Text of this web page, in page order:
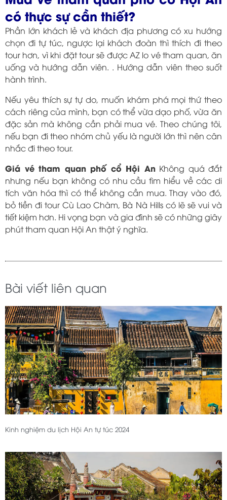
có thực sự cần thiết?
Phần lớn khách lẻ và khách địa phương có xu hướng
chọn đi tự túc, ngược lại khách đoàn thì thích đi theo
tour hơn, vì khi đặt tour sẽ được AZ lo vé tham quan, ăn
uống và hướng dẫn viên. . Hướng dẫn viên theo suốt
hành trình.
Nếu yêu thích sự tự do, muốn khám phá mọi thứ theo
cách riêng của mình, bạn có thể vừa dạo phố, vừa ăn
đặc sản mà không cần phải mua vé. Theo chúng tôi,
nếu bạn đi theo nhóm chủ yếu là người lớn thì nên cân
nhắc đi theo tour.
Giá vé tham quan phố cổ Hội AnKhông quá đắt
nhưng nếu bạn không có nhu cầu tìm hiểu về các di
tích văn hóa thì có thể không cần mua. Thay vào đó,
bỏ tiền đi tour Cù Lao Chàm, Bà Nà Hills có lẽ sẽ vui và
tiết kiệm hơn. Hi vọng bạn và gia đình sẽ có những giây
phút tham quan Hội An thật ý nghĩa.
Bài viết liên quan
Kinh nghiệm du lịch Hội An tự túc 2024